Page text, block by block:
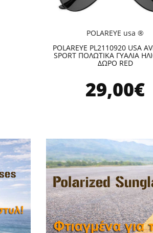
POLAREYE usa ®
POLAREYE PL2110920 USA
SPORT ΠΟΛΩΤΙΚΑ ΓΥΑΛΙΑ
ΔΩΡΟ RED
29,00€